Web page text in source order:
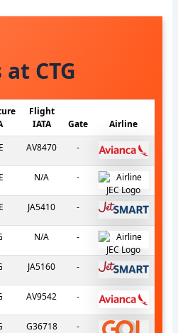
CTG
Flight
IATA
Gate
Airline
AV8470 -
N/A -
JA5410 -
N/A -
JA5160 -
AV9542 -
G36718 -